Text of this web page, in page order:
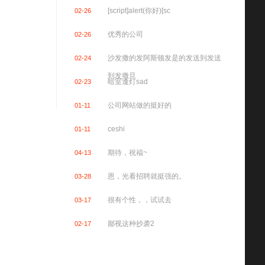
02-26 [script]alert(你好)[sc
02-26 优秀的公司
02-24 沙发撒的发阿斯顿发是的发送到发送
到发撒旦
02-23 暗室逢灯sad
01-11 公司网站做的挺好的
01-11 ceshi
04-13 期待，祝福~
03-28 恩，光看招聘就挺强的。
03-17 很有个性，，试试去
02-17 鄙视这种抄袭2